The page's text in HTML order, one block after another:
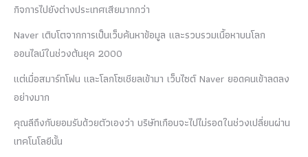
กิจการไปยังต่างประเทศเสียมากกว่า
Naver เติบโตจากการเป็นเว็บค้นหาข้อมูล และรวบรวมเนื้อหาบนโลก
ออนไลน์ในช่วงต้นยุค 2000
แต่เมื่อสมาร์ทโฟน และโลกโซเชียลเข้ามา เว็บไซต์ Naver ยอดคนเข้าลดลง
อย่างมาก
คุณลีถึงกับยอมรับด้วยตัวเองว่า บริษัทเกือบจะไปไม่รอดในช่วงเปลี่ยนผ่าน
เทคโนโลยีนั้น